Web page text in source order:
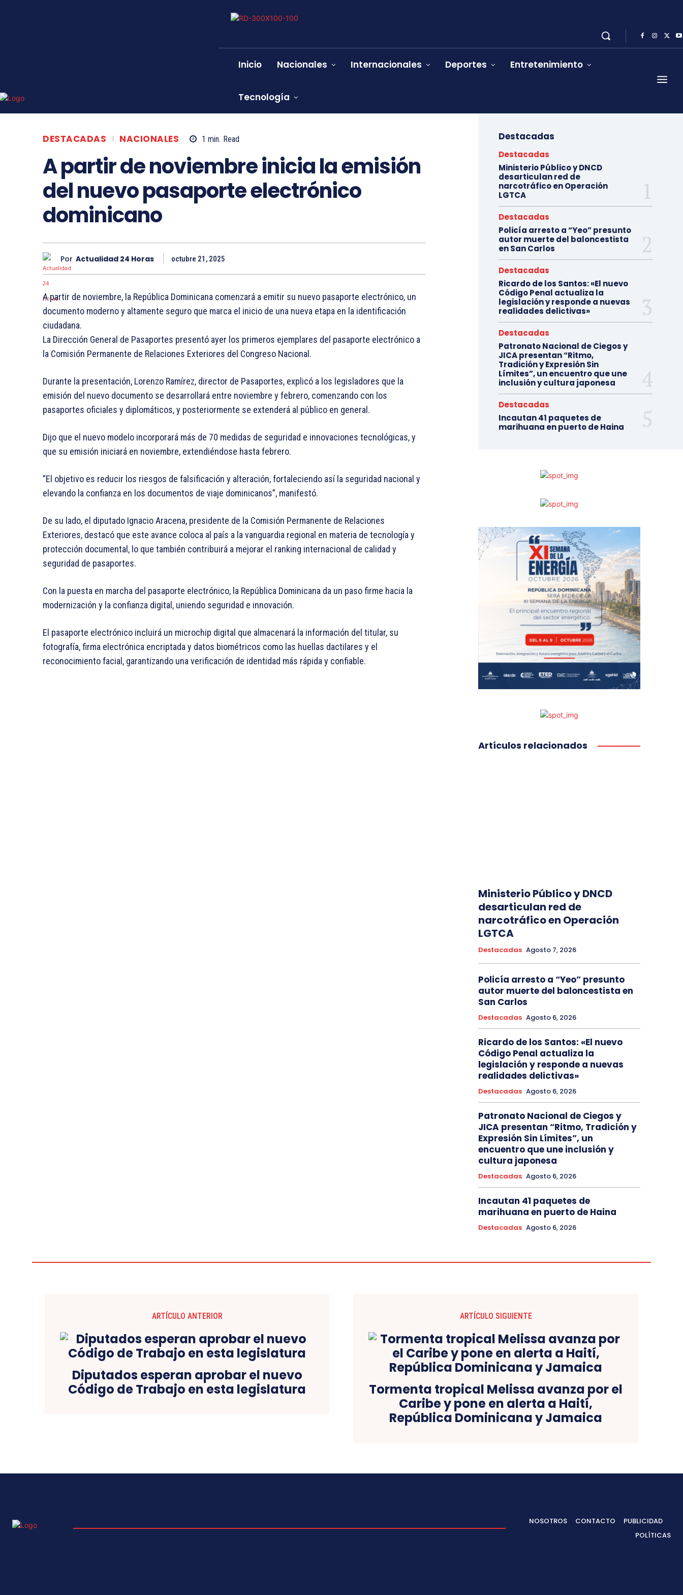
Inicio Nacionales Internacionales Deportes Entretenimiento
Tecnología
DESTACADAS NACIONALES 1 min. Read
A partir de noviembre inicia la emisión
del nuevo pasaporte electrónico
dominicano
Por Actualidad 24 Horas octubre 21, 2025
A partir de noviembre, la República Dominicana comenzará a emitir su nuevo pasaporte electrónico, un
documento moderno y altamente seguro que marca el inicio de una nueva etapa en la identificación
ciudadana.
La Dirección General de Pasaportes presentó ayer los primeros ejemplares del pasaporte electrónico a
la Comisión Permanente de Relaciones Exteriores del Congreso Nacional.
Durante la presentación, Lorenzo Ramírez, director de Pasaportes, explicó a los legisladores que la
emisión del nuevo documento se desarrollará entre noviembre y febrero, comenzando con los
pasaportes oficiales y diplomáticos, y posteriormente se extenderá al público en general.
Dijo que el nuevo modelo incorporará más de 70 medidas de seguridad e innovaciones tecnológicas, y
que su emisión iniciará en noviembre, extendiéndose hasta febrero.
”El objetivo es reducir los riesgos de falsificación y alteración, fortaleciendo así la seguridad nacional y
elevando la confianza en los documentos de viaje dominicanos”, manifestó.
De su lado, el diputado Ignacio Aracena, presidente de la Comisión Permanente de Relaciones
Exteriores, destacó que este avance coloca al país a la vanguardia regional en materia de tecnología y
protección documental, lo que también contribuirá a mejorar el ranking internacional de calidad y
seguridad de pasaportes.
Con la puesta en marcha del pasaporte electrónico, la República Dominicana da un paso firme hacia la
modernización y la confianza digital, uniendo seguridad e innovación.
El pasaporte electrónico incluirá un microchip digital que almacenará la información del titular, su
fotografía, firma electrónica encriptada y datos biométricos como las huellas dactilares y el
reconocimiento facial, garantizando una verificación de identidad más rápida y confiable.
Destacadas
Destacadas
Ministerio Público y DNCD
desarticulan red de
narcotráfico en Operación
LGTCA
Destacadas
Policía arresto a “Yeo” presunto
autor muerte del baloncestista
en San Carlos
Destacadas
Ricardo de los Santos: «El nuevo
Código Penal actualiza la
legislación y responde a nuevas
realidades delictivas»
Destacadas
Patronato Nacional de Ciegos y
JICA presentan “Ritmo,
Tradición y Expresión Sin
Límites”, un encuentro que une
inclusión y cultura japonesa
Destacadas
Incautan 41 paquetes de
marihuana en puerto de Haina
Artículos relacionados
Ministerio Público y DNCD
desarticulan red de
narcotráfico en Operación
LGTCA
Destacadas Agosto 7, 2026
Policía arresto a “Yeo” presunto
autor muerte del baloncestista en
San Carlos
Destacadas Agosto 6, 2026
Ricardo de los Santos: «El nuevo
Código Penal actualiza la
legislación y responde a nuevas
realidades delictivas»
Destacadas Agosto 6, 2026
Patronato Nacional de Ciegos y
JICA presentan “Ritmo, Tradición y
Expresión Sin Límites”, un
encuentro que une inclusión y
cultura japonesa
Destacadas Agosto 6, 2026
Incautan 41 paquetes de
marihuana en puerto de Haina
Destacadas Agosto 6, 2026
ARTÍCULO ANTERIOR
Diputados esperan aprobar el nuevo
Código de Trabajo en esta legislatura
ARTÍCULO SIGUIENTE
Tormenta tropical Melissa avanza por el
Caribe y pone en alerta a Haití,
República Dominicana y Jamaica
NOSOTROS CONTACTO
PUBLICIDAD
POLÍTICAS